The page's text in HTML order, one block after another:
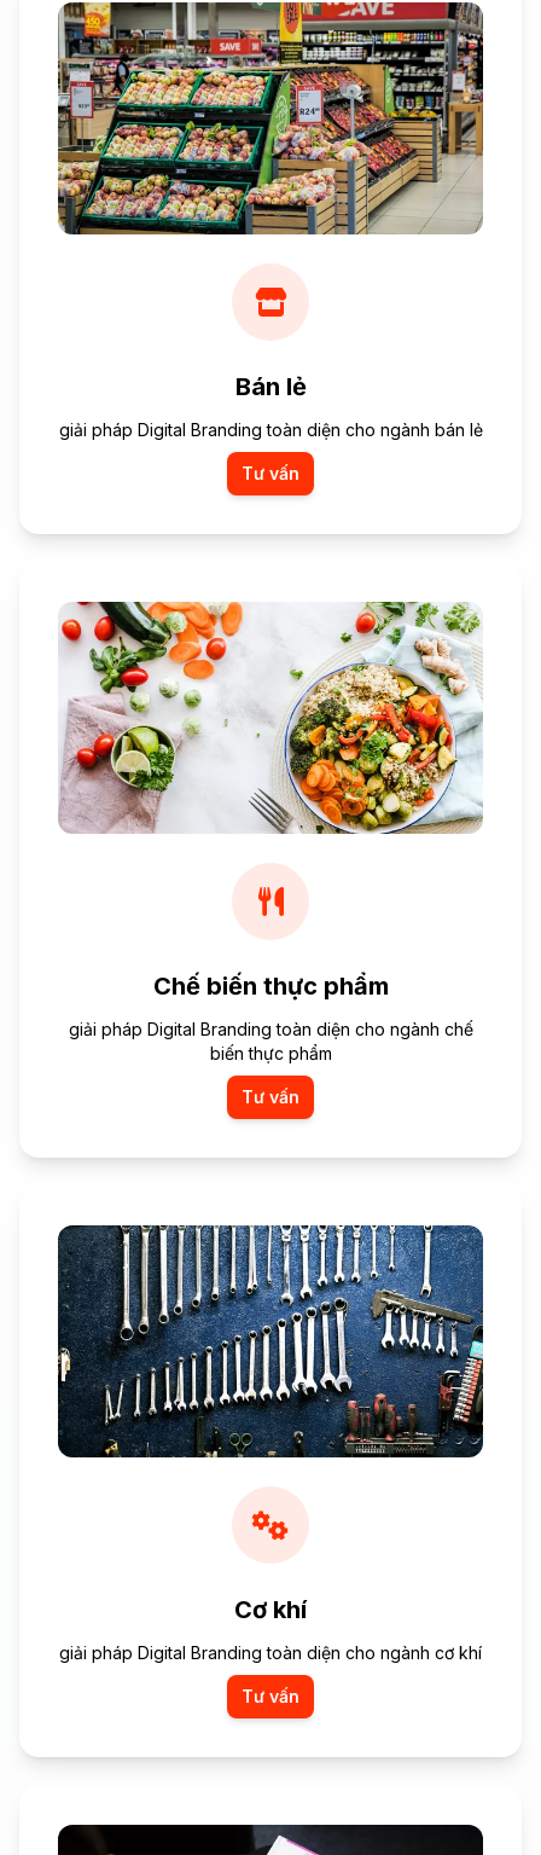
Bán lẻ
giải pháp Digital Branding toàn diện cho ngành bán lẻ
Tư vấn
Chế biến thực phẩm
giải pháp Digital Branding toàn diện cho ngành chế
biến thực phẩm
Tư vấn
Cơ khí
giải pháp Digital Branding toàn diện cho ngành cơ khí
Tư vấn